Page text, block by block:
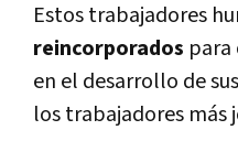
Estos trabajadores
reincorporados para
en el desarrollo de
los trabajadores más